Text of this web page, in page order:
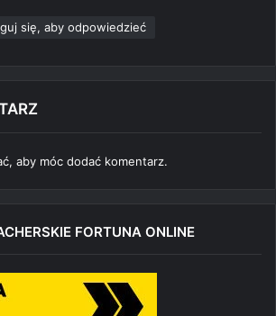
się, aby odpowiedzieć
, aby móc dodać komentarz.
FORTUNA ONLINE